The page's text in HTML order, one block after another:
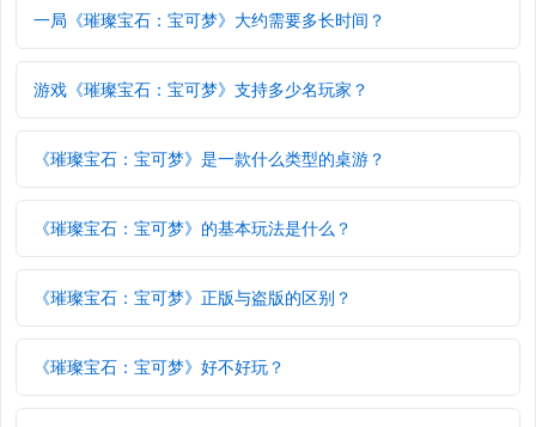
一局《璀璨宝石：宝可梦》大约需要多长时间？
游戏《璀璨宝石：宝可梦》支持多少名玩家？
《璀璨宝石：宝可梦》是一款什么类型的桌游？
《璀璨宝石：宝可梦》的基本玩法是什么？
《璀璨宝石：宝可梦》正版与盗版的区别？
《璀璨宝石：宝可梦》好不好玩？